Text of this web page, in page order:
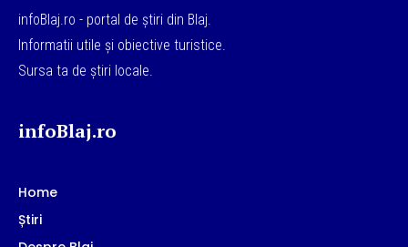
infoBlaj.ro - portal de știri din Blaj.
Informatii utile și obiective turistice.
Sursa ta de știri locale.
infoBlaj.ro
Home
Știri